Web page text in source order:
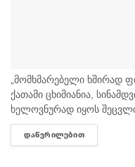
„მომხმარებელი ხშირად
ქათამი ცხიმიანია,
ხელოვნურად იყოს
სურსათის უვნებლობის
საუბრობს. „ბაზარი
ᲓᲐᲬᲕᲠᲘᲚᲔᲑᲘᲗ